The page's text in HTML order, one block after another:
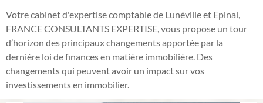
Votre cabinet d'expertise comptable de Lunéville et Epinal,
FRANCE CONSULTANTS EXPERTISE, vous propose un tour
d’horizon des principaux changements apportée par la
dernière loi de finances en matière immobilière. Des
changements qui peuvent avoir un impact sur vos
investissements en immobilier.